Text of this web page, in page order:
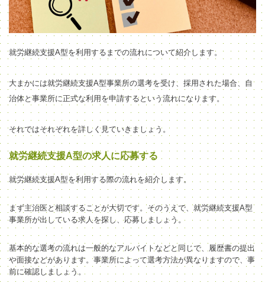
就労継続支援A型を利用するまでの流れについて紹介します。
大まかには就労継続支援A型事業所の選考を受け、採用された場合、自
治体と事業所に正式な利用を申請するという流れになります。
それではそれぞれを詳しく見ていきましょう。
就労継続支援A型の求人に応募する
就労継続支援A型を利用する際の流れを紹介します。
まず主治医と相談することが大切です。そのうえで、就労継続支援A型
事業所が出している求人を探し、応募しましょう。
基本的な選考の流れは一般的なアルバイトなどと同じで、履歴書の提出
や面接などがあります。事業所によって選考方法が異なりますので、事
前に確認しましょう。